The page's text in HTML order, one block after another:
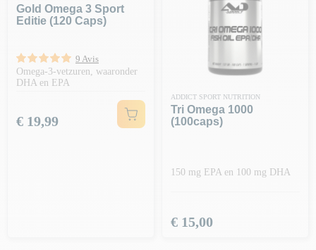
Gold Omega 3 Sport
Editie (120 Caps)
9 Avis
Omega-3-vetzuren, waaronder
DHA en EPA
Prijs
€ 19,99
ADDICT SPORT NUTRITION
Tri Omega 1000
(100caps)
150 mg EPA en 100 mg DHA
Prijs
€ 15,00